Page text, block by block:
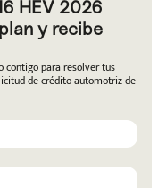
HEV 2026
y recibe
contigo para resolver tus
de crédito automotriz de